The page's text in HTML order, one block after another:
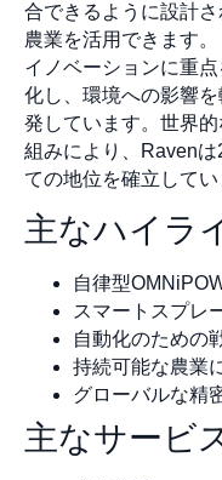
合できるように設計
農業を活用できます。
イノベーションに重
化し、環境への影響
発しています。世界
組みにより、Raven
ての地位を確立してい
主なハイラ
自律型
スマートスプレ
自動化のための
持続可能な農業
グローバルな精
主なサービ